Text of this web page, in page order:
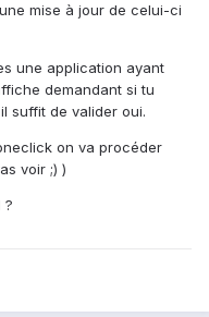
mise à jour de celui-ci
une application ayant
demandant si tu
suffit de valider oui.
on va procéder
voir ;) )
?